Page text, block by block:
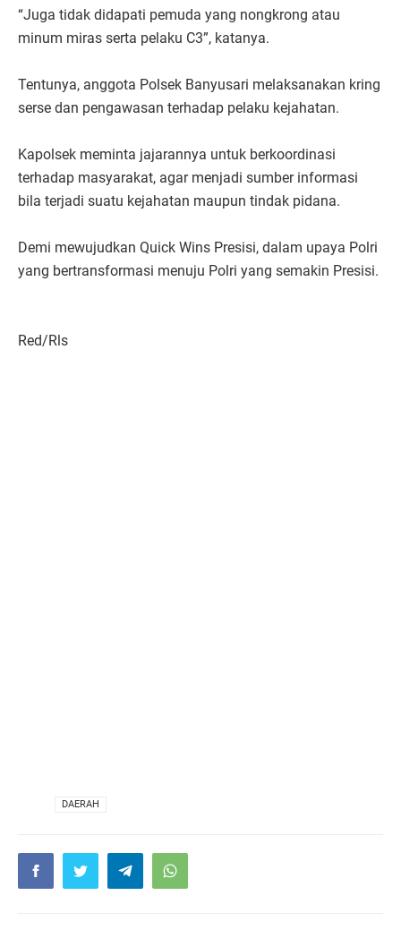
“Juga tidak didapati pemuda yang nongkrong atau
minum miras serta pelaku C3”, katanya.
Tentunya, anggota Polsek Banyusari melaksanakan kring
serse dan pengawasan terhadap pelaku kejahatan.
Kapolsek meminta jajarannya untuk berkoordinasi
terhadap masyarakat, agar menjadi sumber informasi
bila terjadi suatu kejahatan maupun tindak pidana.
Demi mewujudkan Quick Wins Presisi, dalam upaya Polri
yang bertransformasi menuju Polri yang semakin Presisi.
Red/Rls
DAERAH